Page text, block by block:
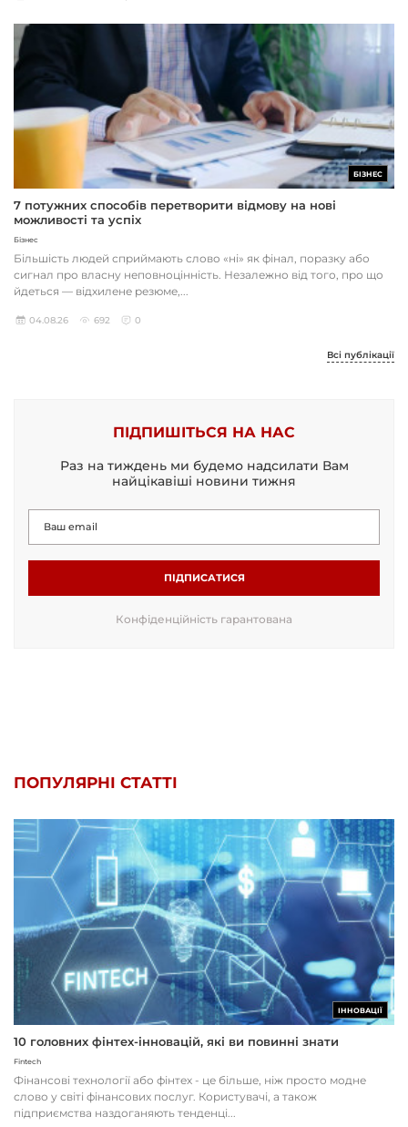
БІЗНЕС
7 потужних способів перетворити відмову на нові
можливості та успіх
Бізнес
Більшість людей сприймають слово «ні» як фінал, поразку або
сигнал про власну неповноцінність. Незалежно від того, про що
йдеться — відхилене резюме,...
04.08.26 692 0
Всі публікації
ПІДПИШІТЬСЯ НА НАС
Раз на тиждень ми будемо надсилати Вам
найцікавіші новини тижня
ПІДПИСАТИСЯ
Конфіденційність гарантована
ПОПУЛЯРНІ СТАТТІ
ІННОВАЦІЇ
10 головних фінтех-інновацій, які ви повинні знати
Fintech
Фінансові технології або фінтех - це більше, ніж просто модне
слово у світі фінансових послуг. Користувачі, а також
підприємства наздоганяють тенденці...